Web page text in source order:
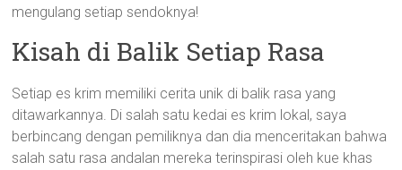
mengulang setiap sendoknya!
Kisah di Balik Setiap Rasa
Setiap es krim memiliki cerita unik di balik rasa yang
ditawarkannya. Di salah satu kedai es krim lokal, saya
berbincang dengan pemiliknya dan dia menceritakan bahwa
salah satu rasa andalan mereka terinspirasi oleh kue khas